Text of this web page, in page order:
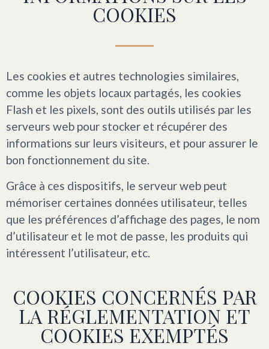
COOKIES
Les cookies et autres technologies similaires,
comme les objets locaux partagés, les cookies
Flash et les pixels, sont des outils utilisés par les
serveurs web pour stocker et récupérer des
informations sur leurs visiteurs, et pour assurer le
bon fonctionnement du site.
Grâce à ces dispositifs, le serveur web peut
mémoriser certaines données utilisateur, telles
que les préférences d’affichage des pages, le nom
d’utilisateur et le mot de passe, les produits qui
intéressent l’utilisateur, etc.
COOKIES CONCERNÉS PAR
LA RÉGLEMENTATION ET
COOKIES EXEMPTÉS